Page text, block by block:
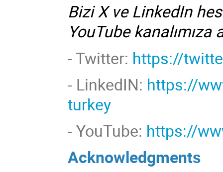
Bizi X ve LinkedIn
YouTube kanalımıza
- Twitter: https://
- LinkedIN: https://
turkey
- YouTube: https://
Acknowledgments